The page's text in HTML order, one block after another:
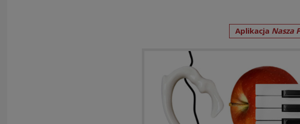
Aplikacja Nasza